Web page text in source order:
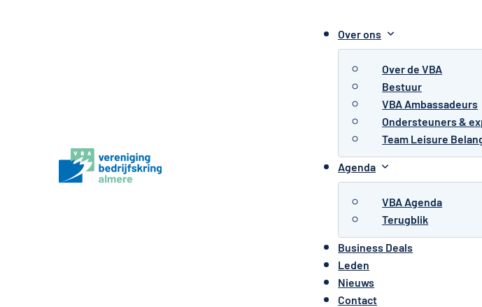
Over ons
Over de VBA
Bestuur
VBA Ambassadeurs
Ondersteuners &
Team Leisure
Agenda
VBA Agenda
Terugblik
Business Deals
Leden
Nieuws
Contact